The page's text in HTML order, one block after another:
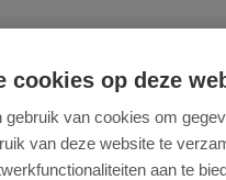
cookies op deze
gebruik van cookies om
van deze website te
aan te